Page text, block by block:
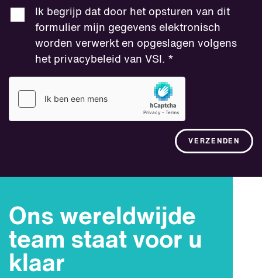
Ik begrijp dat door het opsturen van dit
formulier mijn gegevens elektronisch
worden verwerkt en opgeslagen volgens
het privacybeleid van VSI. *
VERZENDEN
het privacybeleid van VSI.
Ons wereldwijde
team staat voor u
klaar